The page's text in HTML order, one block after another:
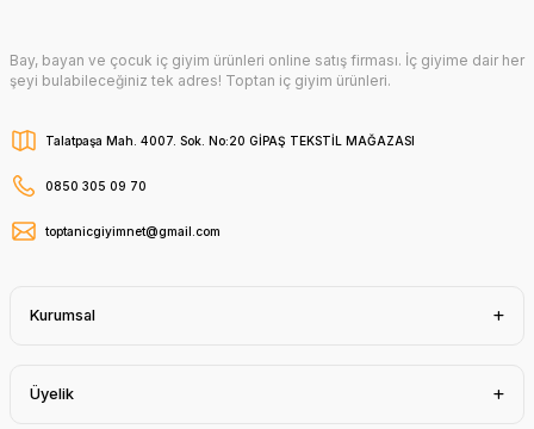
Bay, bayan ve çocuk iç giyim ürünleri online satış firması. İç giyime dair her
şeyi bulabileceğiniz tek adres! Toptan iç giyim ürünleri.
Talatpaşa Mah. 4007. Sok. No:20 GİPAŞ TEKSTİL MAĞAZASI
0850 305 09 70
toptanicgiyimnet@gmail.com
Kurumsal
Üyelik